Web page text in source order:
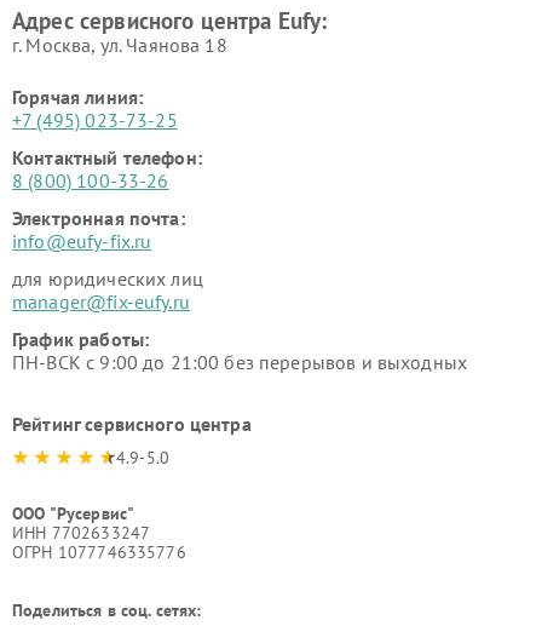
Адрес сервисного центра Eufy:
г. Москва, ул. Чаянова 18
Горячая линия:
+7 (495) 023-73-25
Контактный телефон:
8 (800) 100-33-26
Электронная почта:
info@eufy-fix.ru
для юридических лиц
manager@fix-eufy.ru
График работы:
ПН-ВСК с 9:00 до 21:00 без перерывов и выходных
Рейтинг сервисного центра
4.9-5.0
ООО "Русервис"
ИНН 7702633247
ОГРН 1077746335776
Поделиться в соц. сетях: